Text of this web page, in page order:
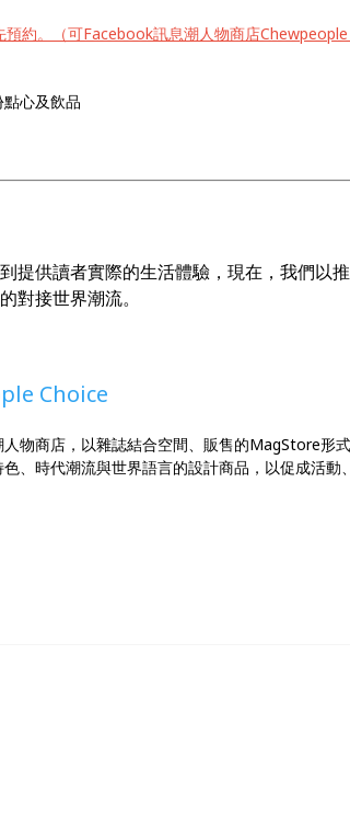
預約。（可Facebook訊息潮人物商店
心及飲品
提供讀者實際的生活體驗，現在，我們以
對接世界潮流。
Choice
物商店，以雜誌結合空間、販售的MagStore形
、時代潮流與世界語言的設計商品，以促成活動